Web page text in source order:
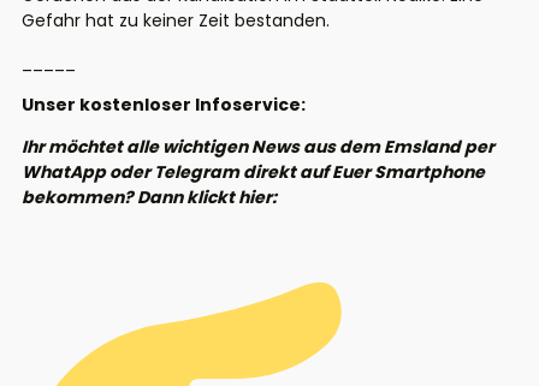
Gefahr hat zu keiner Zeit bestanden.
Unser kostenloser Infoservice:
Ihr möchtet alle wichtigen News aus dem Emsland per
WhatApp oder Telegram direkt auf Euer Smartphone
bekommen? Dann klickt hier: